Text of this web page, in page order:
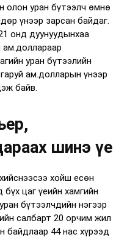
олон уран бүтээлч өмнө
үнээр зарсан байдаг.
онд дуунуудынхаа
ам.доллараар
уран бүтээлийн
ам.долларын үнээр
байв.
шинэ үе
хойш есөн
цаг үеийн хамгийн
бүтээлчдийн нэгээр
салбарт 20 орчим жил
байдлаар 44 нас хүрээд